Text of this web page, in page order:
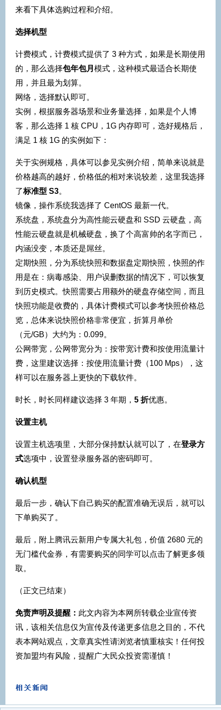
来看下具体选购过程和介绍。
选择机型
计费模式，计费模式提供了 3 种方式，如果是长期使用
的，那么选择包年包月 模式，这种模式最适合长期使
用，并且最为划算。
网络，选择默认即可。
实例，根据服务器场景和业务量选择，如果是个人博
客，那么选择 1 核 CPU，1G 内存即可，选好规格后，
满足 1 核 1G 的实例如下：
关于实例规格，具体可以参见实例介绍，简单来说就是
价格越高的越好，价格低的相对来说较差，这里我选择
了标准型 S3。
镜像，操作系统我选择了 CentOS 最新一代。
系统盘，系统盘分为高性能云硬盘和 SSD 云硬盘，高
性能云硬盘就是机械硬盘，换了个高富帅的名字而已，
内涵没变，本质还是屌丝。
定期快照，分为系统快照和数据盘定期快照，快照的作
用是在：病毒感染、用户误删数据的情况下，可以恢复
到历史模式。快照需要占用额外的硬盘存储空间，而且
快照功能是收费的，具体计费模式可以参考快照价格总
览，总体来说快照价格非常便宜，折算月单价
（元/GB）大约为：0.099。
公网带宽，公网带宽分为：按带宽计费和按使用流量计
费，这里建议选择：按使用流量计费（100 Mps），这
样可以在服务器上更快的下载软件。
时长，时长同样建议选择 3 年期， 5 折优惠。
设置主机
设置主机选项里，大部分保持默认就可以了，在登录方
式选项中，设置登录服务器的密码即可。
确认机型
最后一步，确认下自己购买的配置准确无误后，就可以
下单购买了。
最后，附上腾讯云新用户专属大礼包，价值 2680 元的
无门槛代金券，有需要购买的同学可以点击了解更多领
取。
（正文已结束）
免责声明及提醒： 此文内容为本网所转载企业宣传资
讯，该相关信息仅为宣传及传递更多信息之目的，不代
表本网站观点，文章真实性请浏览者慎重核实！任何投
资加盟均有风险，提醒广大民众投资需谨慎！